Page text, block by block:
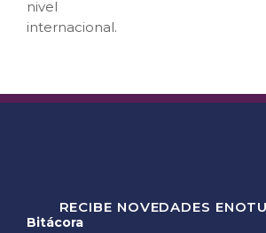
nivel
internacional.
Bitácora
RECIBE NOVEDADES